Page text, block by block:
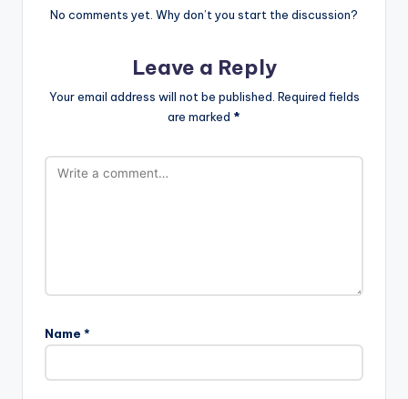
No comments yet. Why don’t you start the discussion?
Leave a Reply
Your email address will not be published. Required fields
are marked *
Name *